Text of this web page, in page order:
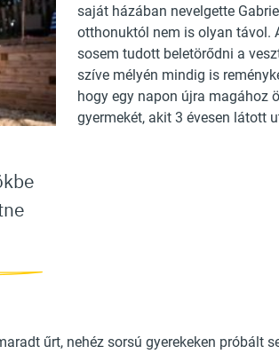
saját házában nevelgette
otthonuktól nem is olyan távol.
sosem tudott beletörődni a
szíve mélyén mindig is
hogy egy napon újra magához
gyermekét, akit 3 évesen látott
űrt, nehéz sorsú gyerekeken próbált